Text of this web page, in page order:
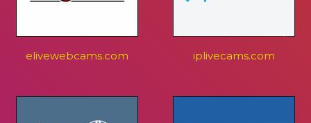
elivewebcams.com iplivecams.com